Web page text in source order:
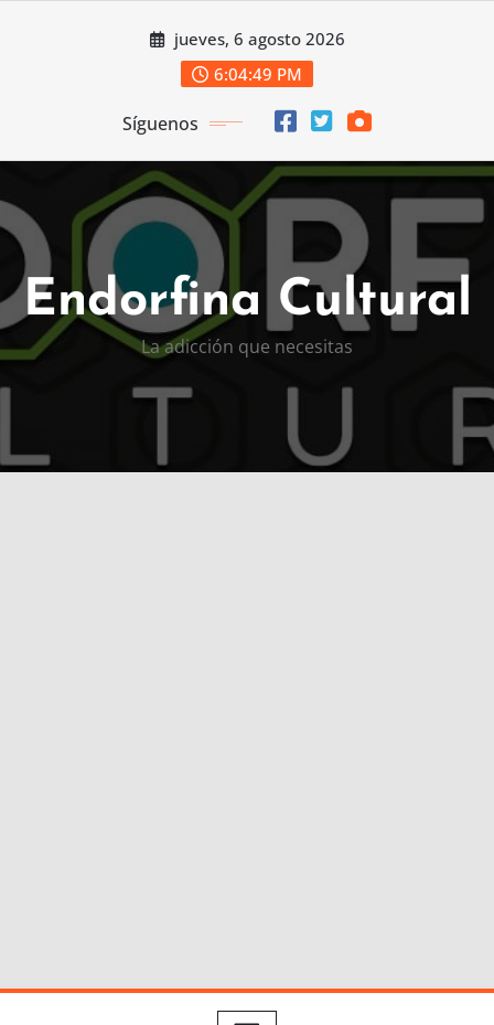
jueves, 6 agosto 2026
6:04:51 PM
Síguenos
Endorfina Cultural
La adicción que necesitas